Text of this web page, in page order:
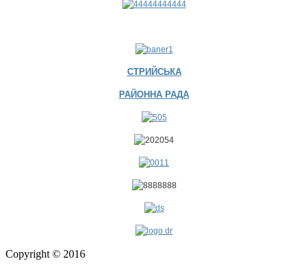
СТРИЙСЬКА
РАЙОННА РАДА
Copyright © 2016